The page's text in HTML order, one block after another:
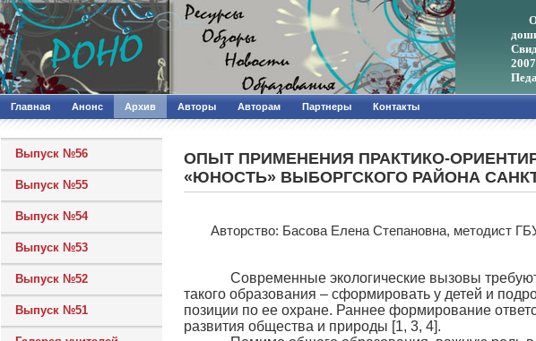
Главная Анонс Архив Авторы Авторам Партнеры Контакты
Выпуск №56
Выпуск №55
Выпуск №54
Выпуск №53
Выпуск №52
Выпуск №51
ОПЫТ ПРИМЕНЕНИЯ ПРАКТИКО-
«ЮНОСТЬ» ВЫБОРГСКОГО РАЙОНА
Авторcтво: Басова Елена Степановна, методист
Современные экологические вызовы требуют
такого образования – сформировать у детей и
позиции по ее охране. Раннее формирование
развития общества и природы [1, 3, 4].